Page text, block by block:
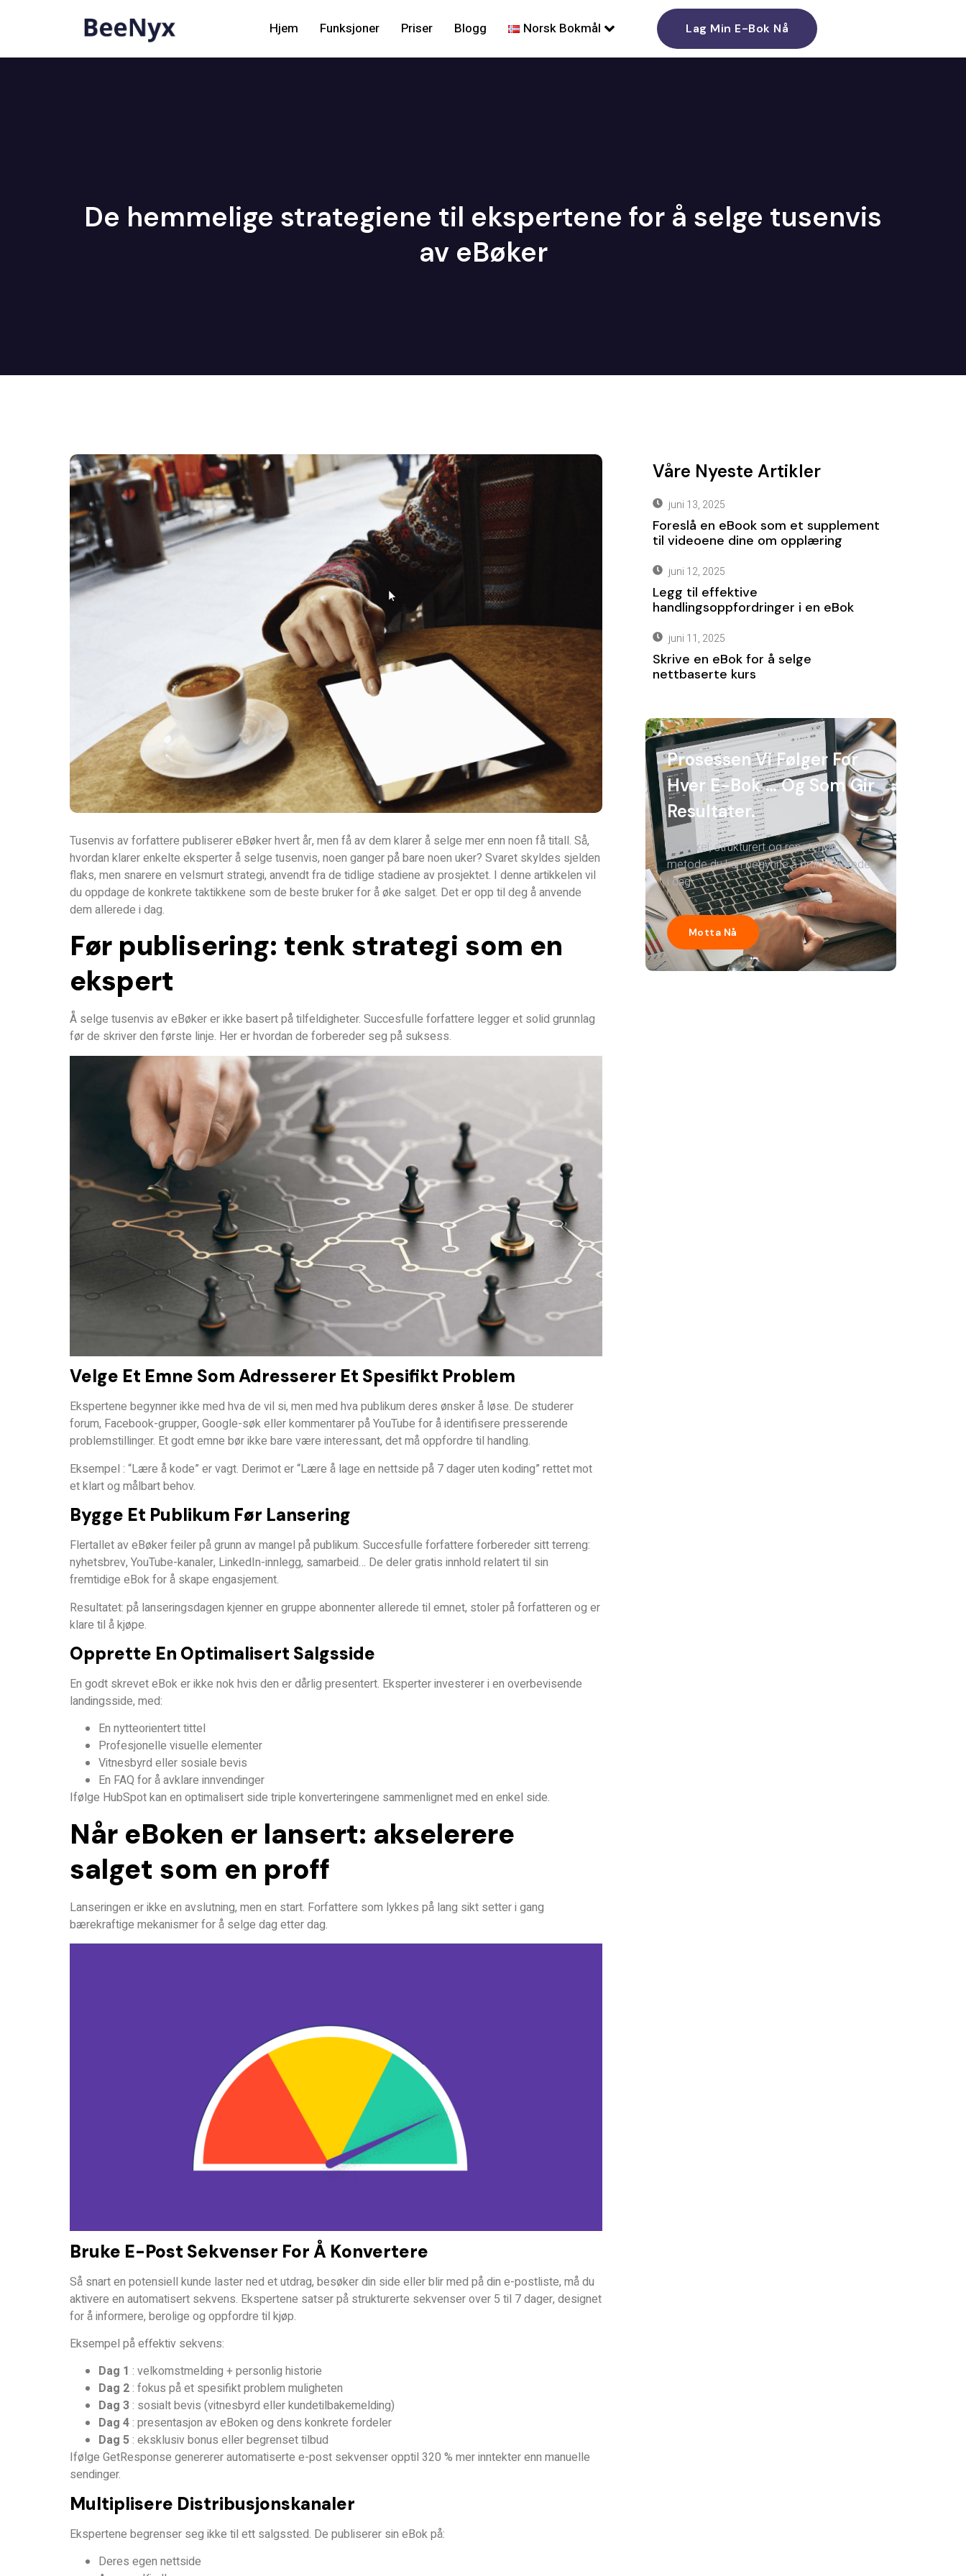
Hjem Funksjoner Priser Blogg Norsk Bokmål Lag Min E-Bok Nå
De hemmelige strategiene til ekspertene for å selge tusenvis
av eBøker
Tusenvis av forfattere publiserer eBøker hvert år, men få av dem klarer å selge mer enn noen få titall. Så,
hvordan klarer enkelte eksperter å selge tusenvis, noen ganger på bare noen uker? Svaret skyldes sjelden
flaks, men snarere en velsmurt strategi, anvendt fra de tidlige stadiene av prosjektet. I denne artikkelen vil
du oppdage de konkrete taktikkene som de beste bruker for å øke salget. Det er opp til deg å anvende
dem allerede i dag.
Før publisering: tenk strategi som en
ekspert
Å selge tusenvis av eBøker er ikke basert på tilfeldigheter. Succesfulle forfattere legger et solid grunnlag
før de skriver den første linje. Her er hvordan de forbereder seg på suksess.
Velge Et Emne Som Adresserer Et Spesifikt Problem
Ekspertene begynner ikke med hva de vil si, men med hva publikum deres ønsker å løse. De studerer
forum, Facebook-grupper, Google-søk eller kommentarer på YouTube for å identifisere presserende
problemstillinger. Et godt emne bør ikke bare være interessant, det måoppfordre til handling.
Eksempel : “Lære å kode” er vagt. Derimot er “Lære å lage en nettside på 7 dager uten koding” rettet mot
et klart og målbart behov.
Bygge Et Publikum Før Lansering
Flertallet av eBøker feiler på grunn av mangel på publikum. Succesfulle forfattere forbereder sitt terreng:
nyhetsbrev, YouTube-kanaler, LinkedIn-innlegg, samarbeid… De deler gratis innhold relatert til sin
fremtidige eBok for å skape engasjement.
Resultatet: på lanseringsdagen kjenner en gruppe abonnenter allerede til emnet, stolerpå forfatteren og er
klare til å kjøpe.
Opprette En Optimalisert Salgsside
En godt skrevet eBok er ikke nok hvis den er dårlig presentert. Eksperter investerer i en overbevisende
landingsside, med:
En nytteorientert tittel
Profesjonelle visuelle elementer
Vitnesbyrd eller sosiale bevis
En FAQ for å avklare innvendinger
Ifølge HubSpot kan en optimalisert side triple konverteringene sammenlignet med en enkel side.
Når eBoken er lansert: akselerere
salget som en proff
Lanseringen er ikke en avslutning, men en start. Forfattere som lykkes på lang sikt setter i gang
bærekraftige mekanismerfor å selge dag etter dag.
Bruke E-Post Sekvenser For Å Konvertere
Så snart en potensiell kunde laster ned et utdrag, besøker din side eller blir med på din e-postliste, må du
aktivere en automatisert sekvens. Ekspertene satser på strukturerte sekvenser over 5 til 7 dager, designet
for å informere, berolige og oppfordre til kjøp.
Eksempel på effektiv sekvens:
Dag 1 : velkomstmelding + personlig historie
Dag 2: fokus på et spesifikt problem muligheten
Dag 3: sosialt bevis (vitnesbyrd eller kundetilbakemelding)
Dag 4: presentasjon av eBoken og dens konkrete fordeler
Dag 5: eksklusiv bonus eller begrenset tilbud
Ifølge GetResponse genererer automatiserte e-post sekvenseropptil 320 % mer inntekterenn manuelle
sendinger.
Multiplisere Distribusjonskanaler
Ekspertene begrenser seg ikke til ett salgssted. De publiserer sin eBok på:
Deres egen nettside
Våre Nyeste Artikler
juni 13, 2025
Foreslå en eBook som et supplement
til videoene dine om opplæring
juni 12, 2025
Legg til effektive
handlingsoppfordringer i en eBok
juni 11, 2025
Skrive en eBok for å selge
nettbaserte kurs
Prosessen Vi Følger For
Hver E-Bok … Og Som Gir
Resultater.
En enkel, strukturert og repeterbar
metode du kan begynne å bruke allerede
i dag.
Motta Nå